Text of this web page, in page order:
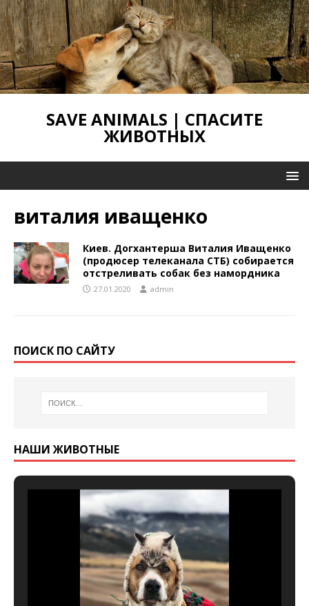
SAVE ANIMALS | СПАСИТЕ
ЖИВОТНЫХ
виталия иващенко
Киев. Догхантерша Виталия Иващенко
(продюсер телеканала СТБ) собирается
отстреливать собак без намордника
27.01.2020 admin
ПОИСК ПО САЙТУ
НАШИ ЖИВОТНЫЕ